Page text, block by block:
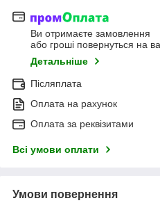
Ви отримаєте замовлення
або гроші повернуться на
Детальніше
Післяплата
Оплата на рахунок
Оплата за реквізитами
Всі умови оплати
Умови повернення